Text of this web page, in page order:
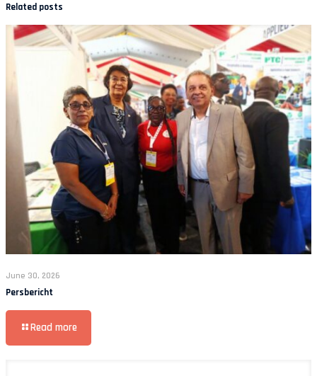
Related posts
June 30, 2026
Persbericht
Read more